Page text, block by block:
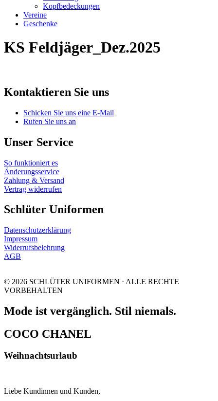
Kopfbedeckungen
Vereine
Geschenke
KS Feldjäger_Dez.2025
Kontaktieren Sie uns
Schicken Sie uns eine E-Mail
Rufen Sie uns an
Unser Service
So funktioniert es
Änderungsservice
Zahlung & Versand
Vertrag widerrufen
Schlüter Uniformen
Datenschutzerklärung
Impressum
Widerrufsbelehrung
AGB
© 2026 SCHLÜTER UNIFORMEN · ALLE RECHTE
VORBEHALTEN
Mode ist vergänglich. Stil niemals.
COCO CHANEL
Weihnachtsurlaub
Liebe Kundinnen und Kunden,